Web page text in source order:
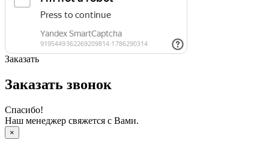
Заказать
Заказать звонок
Спасибо!
Наш менеджер свяжется с Вами.
×